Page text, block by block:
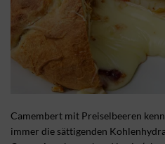
Camembert mit Preiselbeeren
immer die sättigenden